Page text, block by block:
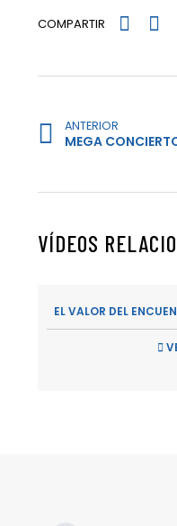
COMPARTIR
ANTERIOR
MEGA
VÍDEOS
EL VALOR DEL